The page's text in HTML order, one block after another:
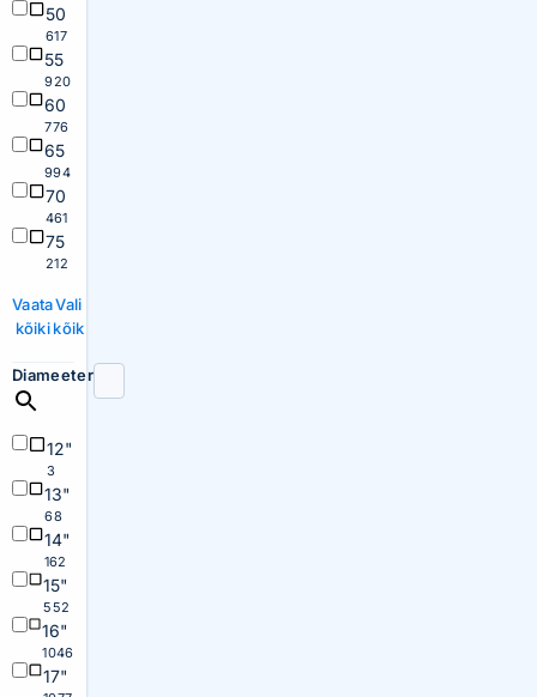
50
617
55
920
60
776
65
994
70
461
75
212
Vaata
kõiki
Vali
kõik
Diameeter
12"
3
13"
68
14"
162
15"
552
16"
1046
17"